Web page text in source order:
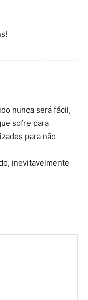
nunca será fácil,
sofre para
para não
inevitavelmente